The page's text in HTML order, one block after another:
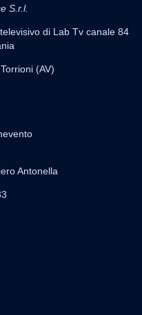
S.r.l.
di Lab Tv canale 84
(AV)
Antonella